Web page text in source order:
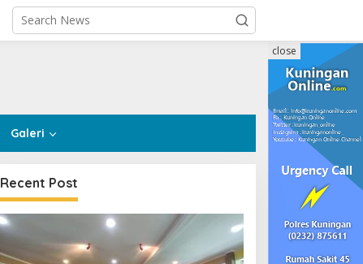
Galeri
close
Recent Post